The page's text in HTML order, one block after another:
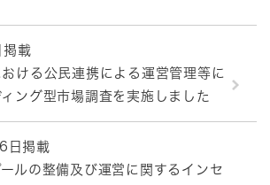
載
ける公民連携による運営管理等に
ング型市場調査を実施しました
日掲載
ルの整備及び運営に関するインセ